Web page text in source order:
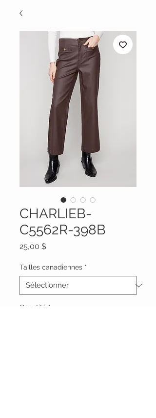
CHARLIEB-
C5562R-398B
25,00 $Prix
Tailles canadiennes *
Quantité *